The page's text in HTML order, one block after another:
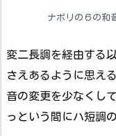
ナポリの６の和
変二長調を経由する
さえあるように思え
音の変更を少なくし
っという間にハ短調